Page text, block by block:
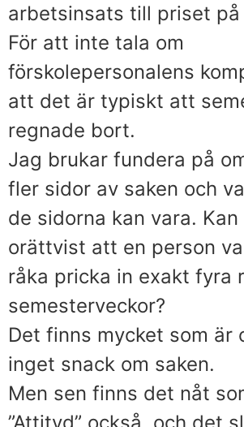
arbetsinsats till priset på
För att inte tala om
förskolepersonalens
att det är typiskt att
regnade bort.
Jag brukar fundera på
fler sidor av saken och
de sidorna kan vara.
orättvist att en person
råka pricka in exakt fyra
semesterveckor?
Det finns mycket som är
inget snack om saken.
Men sen finns det nåt
”Attityd” också, och det